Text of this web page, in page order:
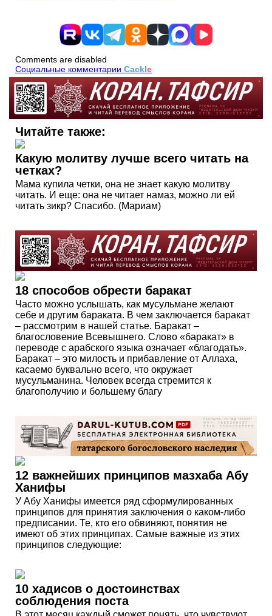
Comments are disabled
Социальные комментарии Cackle
Читайте также:
Какую молитву лучше всего читать на
четках?
Мама купила четки, она не знает какую молитву
читать. И еще: она не читает намаз, можно ли ей
читать зикр? Спасибо. (Мариам)
18 способов обрести баракат
Часто можно услышать, как мусульмане желают
себе и другим бараката. В чем заключается баракат
– рассмотрим в нашей статье. Баракат –
благословение Всевышнего. Слово «баракат» в
переводе с арабского языка означает «благодать».
Баракат – это милость и прибавление от Аллаха,
касаемо буквально всего, что окружает
мусульманина. Человек всегда стремится к
благополучию и большему благу
12 важнейших принципов мазхаба Абу
Ханифы
У Абу Ханифы имеется ряд сформулированных
принципов для принятия заключения о каком-либо
предписании. Те, кто его обвиняют, понятия не
имеют об этих принципах. Самые важные из этих
принципов следующие:
10 хадисов о достоинствах
соблюдения поста